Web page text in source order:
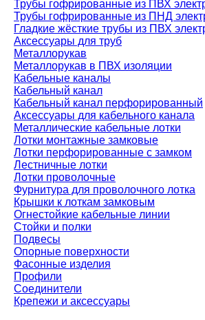
Трубы гофрированные из ПВХ
Трубы гофрированные из ПНД
Гладкие жёсткие трубы из ПВХ
Аксессуары для труб
Металлорукав
Металлорукав в ПВХ изоляции
Кабельные каналы
Кабельный канал
Кабельный канал перфорированный
Аксессуары для кабельного канала
Металлические кабельные лотки
Лотки монтажные замковые
Лотки перфорированные с замком
Лестничные лотки
Лотки проволочные
Фурнитура для проволочного лотка
Крышки к лоткам замковым
Огнестойкие кабельные линии
Стойки и полки
Подвесы
Опорные поверхности
Фасонные изделия
Профили
Соединители
Крепежи и аксессуары